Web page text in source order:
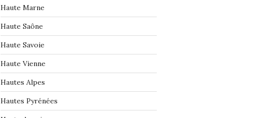
Haute Marne
Haute Saône
Haute Savoie
Haute Vienne
Hautes Alpes
Hautes Pyrénées